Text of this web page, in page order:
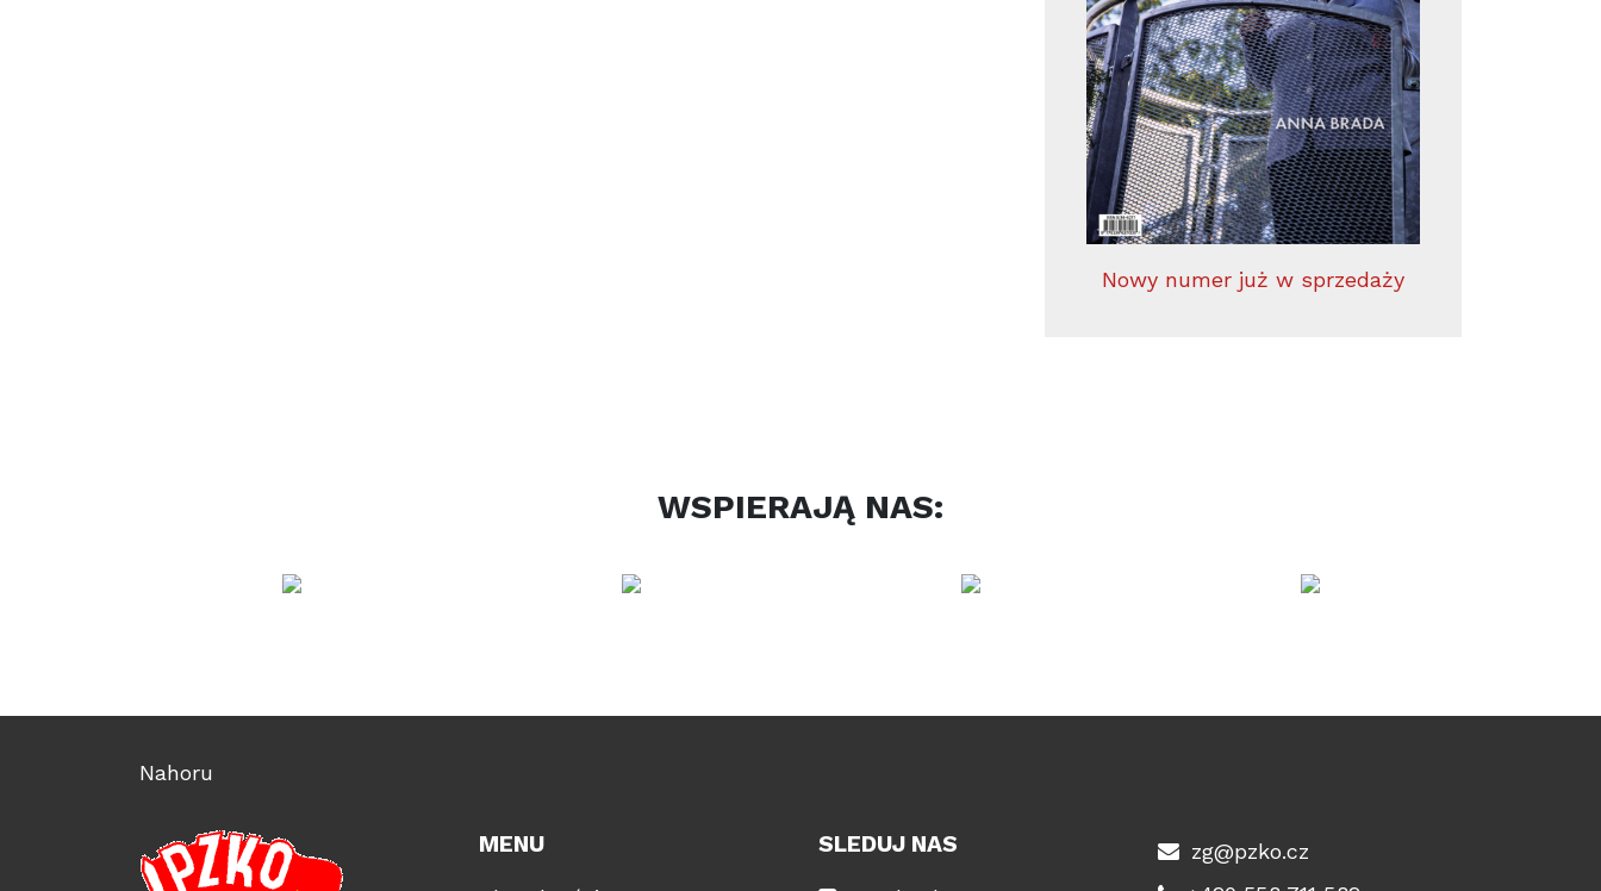
Nowy numer już w sprzedaży
WSPIERAJĄ NAS:
Nahoru
MENU SLEDUJ NAS
zg@pzko.cz